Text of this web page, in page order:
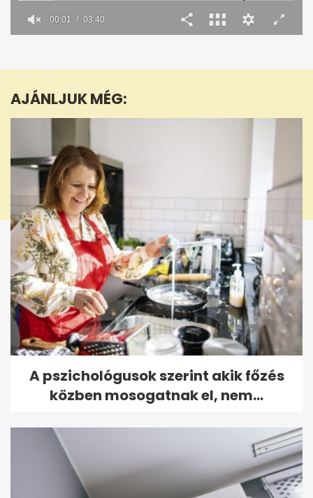
3
41
seconds
00:02 03:40
AJÁNLJUK MÉG:
A pszichológusok szerint akik főzés
közben mosogatnak el, nem...